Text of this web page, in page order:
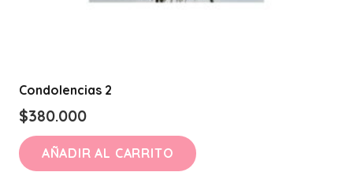
Condolencias 2
$380.000
AÑADIR AL CARRITO